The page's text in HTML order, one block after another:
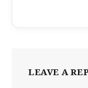
LEAVE A